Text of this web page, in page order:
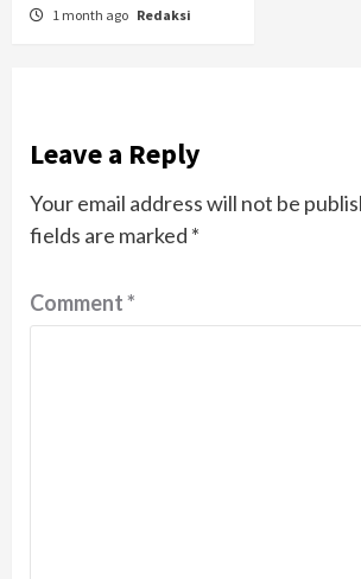
1 month ago Redaksi
Leave a Reply
Your email address will not be
fields are marked *
Comment*